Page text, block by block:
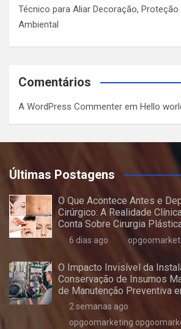
Técnico para Aliar Decoração, Proteção
Ambiental
Comentários
A WordPress Commenter em Hello
Últimas Postagens
O Que Acontece Antes e
Cirúrgico: A Realidade
Conta Sobre Cirurgia
6 dias ago
O Impacto Invisível da
Conservação de Insumos
de Manutenção Preventiva
2 semanas ago
opgoomarketing